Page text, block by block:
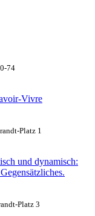
74
Vivre
Platz 1
und dynamisch:
Platz 3